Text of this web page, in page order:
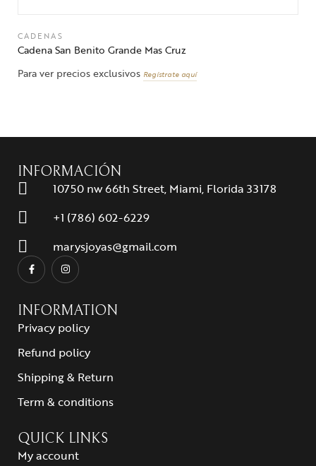
CADENAS
Cadena San Benito Grande Mas Cruz
Para ver precios exclusivos Regístrate aquí
INFORMACIÓN
10750 nw 66th Street, Miami, Florida 33178
+1 (786) 602-6229
marysjoyas@gmail.com
INFORMATION
Privacy policy
Refund policy
Shipping & Return
Term & conditions
QUICK LINKS
My account